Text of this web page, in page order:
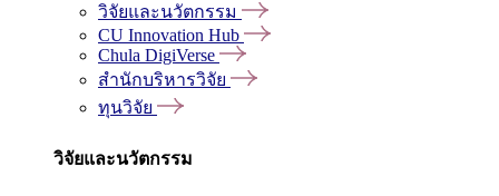
วิจัยและนวัตกรรม
CU Innovation Hub
Chula DigiVerse
สำนักบริหารวิจัย
ทุนวิจัย
วิจัยและนวัตกรรม